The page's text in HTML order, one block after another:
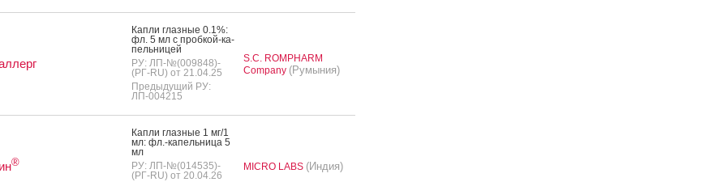
Кап­ли глаз­ные 0.1%:
фл. 5 мл с проб­кой-ка­
пель­ни­цей
РУ: ЛП-№(009848)-
(РГ-RU) от 21.04.25
Предыдущий РУ:
ЛП-004215
S.C. ROMPHARM
Company (Румыния)
®
Кап­ли глаз­ные 1 мг/1
мл: фл.-ка­пель­ни­ца 5
мл
РУ: ЛП-№(014535)-
(РГ-RU) от 20.04.26
MICRO LABS (Индия)